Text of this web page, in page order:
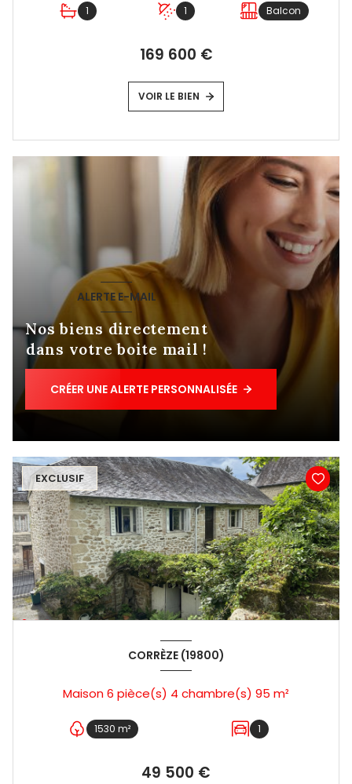
1 1 Balcon
169 600 €
VOIR LE BIEN
ALERTE E-MAIL
Nos biens directement
dans votre boite mail !
CRÉER UNE ALERTE PERSONNALISÉE
EXCLUSIF
CORRÈZE (19800)
Maison 6 pièce(s) 4 chambre(s) 95 m²
1530 m² 1
49 500 €